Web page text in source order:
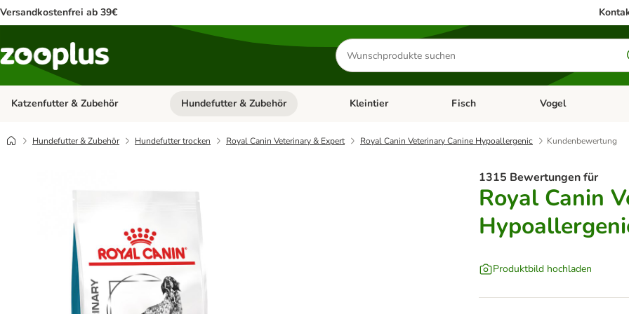
Versandkostenfrei ab 39€
Produkte
suchen
Katzenfutter & Zubehör Kategorie-Menü öffnen: Katzenfutter & Zubehör
Hundefutter & Zubehör Kategorie-Menü öffnen: Hundefutter & Zubehör
Kleintier Kategorie-Menü öffnen: Kleintier
Fisch Kategorie-Menü
Vogel
Hundefutter & Zubehör Hundefutter trocken Royal Canin Veterinary & Expert Royal Canin Veterinary Canine Hypoallergenic Kundenbewertung
1315 Bewertungen für
Royal Canin
Produktbild hochladen